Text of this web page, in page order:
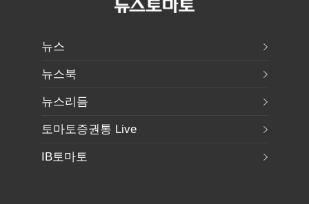
뉴스
뉴스북
뉴스리듬
토마토증권통 Live
IB토마토